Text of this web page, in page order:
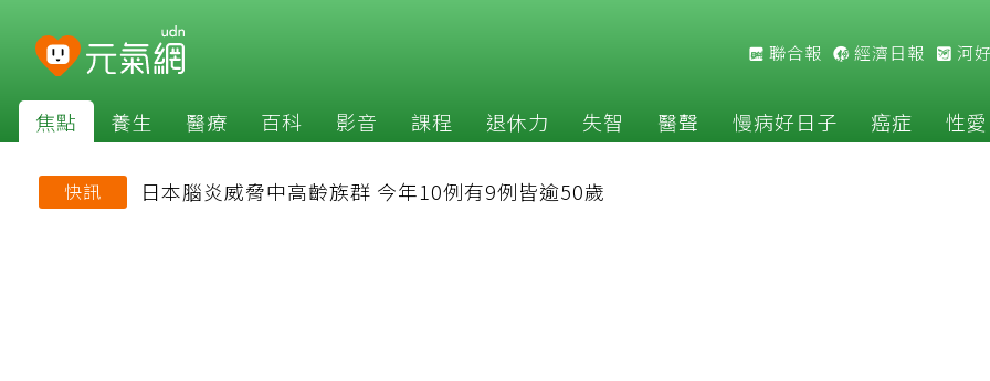
聯合報 經濟日報 河
焦點 養生 醫療 百科 影音 課程 退休力 失智 醫聲 慢病好日子 癌症 性愛
快訊 日本腦炎威脅中高齡族群 今年10例有9例皆逾50歲